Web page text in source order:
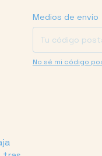
Entregas para el CP:
Medios de envío
No sé mi código